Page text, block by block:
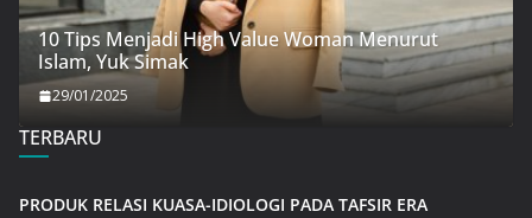
10 Tips Menjadi High Value Woman Menurut
Islam, Yuk Simak
29/01/2025
TERBARU
PRODUK RELASI KUASA-IDIOLOGI PADA TAFSIR ERA